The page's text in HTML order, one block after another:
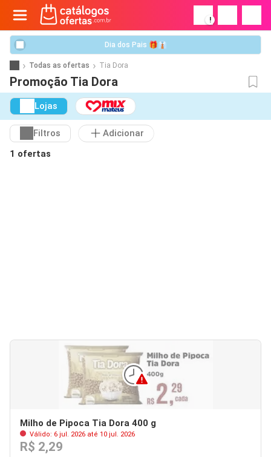
!
Dia dos Pais 🎁👔
Todas as ofertas Tia Dora
Promoção Tia Dora
Lojas
Filtros
Adicionar
1 ofertas
Milho de Pipoca Tia Dora 400 g
Válido: 6 jul. 2026 até 10 jul. 2026
R$ 2,29